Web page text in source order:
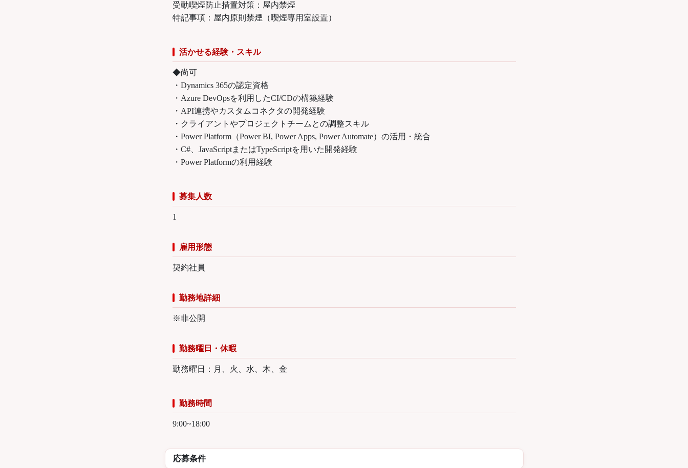
受動喫煙防止措置対策：屋内禁煙
特記事項：屋内原則禁煙（喫煙専用室設置）
活かせる経験・スキル
◆尚可
・Dynamics 365の認定資格
・Azure DevOpsを利用したCI/CDの構築経験
・API連携やカスタムコネクタの開発経験
・クライアントやプロジェクトチームとの調整スキル
・Power Platform（Power BI, Power Apps, Power Automate）の活用・統合
・C#、JavaScriptまたはTypeScriptを用いた開発経験
・Power Platformの利用経験
募集人数
1
雇用形態
契約社員
勤務地詳細
※非公開
勤務曜日・休暇
勤務曜日：月、火、水、木、金
勤務時間
9:00~18:00
応募条件